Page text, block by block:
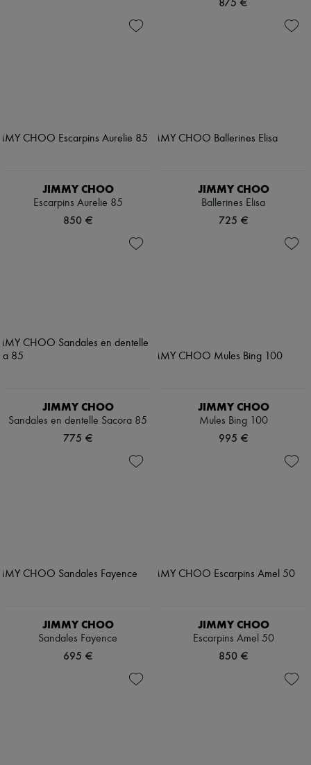
875 €
JIMMY CHOO
Escarpins Aurelie 85
850 €
JIMMY CHOO
Ballerines Elisa
725 €
JIMMY CHOO
Sandales en dentelle Sacora 85
775 €
JIMMY CHOO
Mules Bing 100
995 €
JIMMY CHOO
Sandales Fayence
695 €
JIMMY CHOO
Escarpins Amel 50
850 €